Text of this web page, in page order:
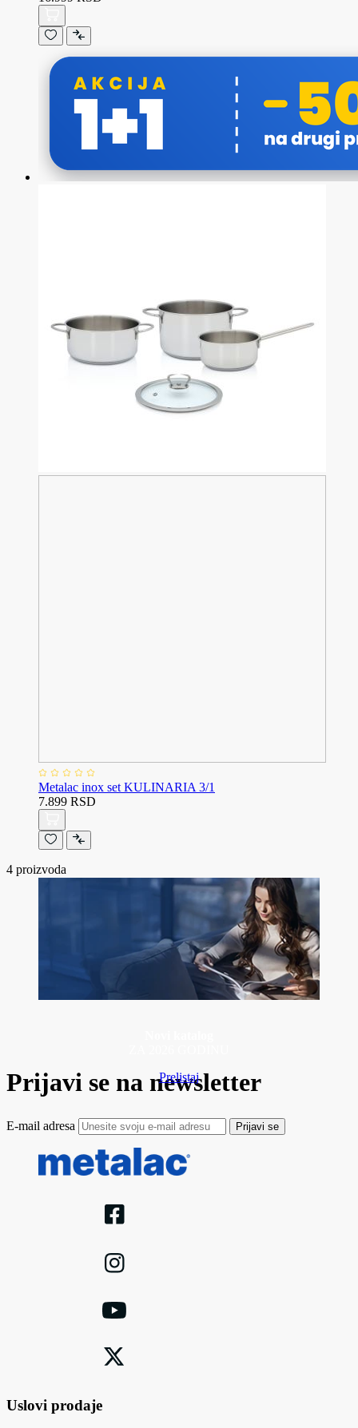
Metalac inox set KULINARIA 3/1
7.899 RSD
4 proizvoda
Prelistaj
Prijavi se na newsletter
E-mail adresa Prijavi se
Uslovi prodaje